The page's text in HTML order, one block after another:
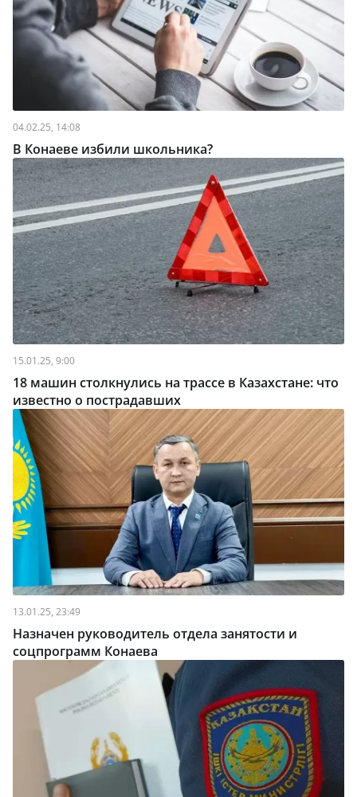
04.02.25, 14:08
В Конаеве избили школьника?
15.01.25, 9:00
18 машин столкнулись на трассе в Казахстане: что
известно о пострадавших
13.01.25, 23:49
Назначен руководитель отдела занятости и
соцпрограмм Конаева